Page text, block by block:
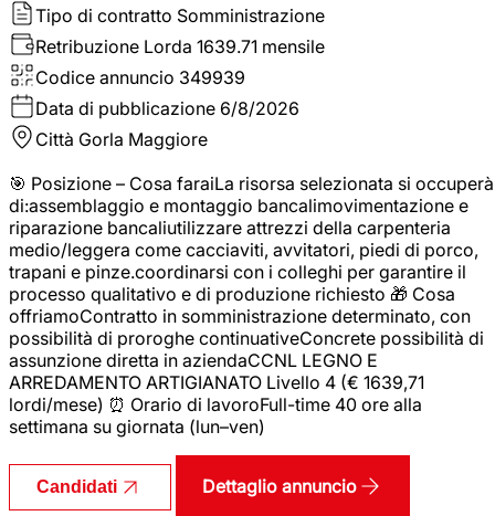
Tipo di contratto Somministrazione
Retribuzione Lorda 1639.71 mensile
Codice annuncio 349939
Data di pubblicazione 6/8/2026
Città Gorla Maggiore
🎯 Posizione – Cosa faraiLa risorsa selezionata si occuperà
di:assemblaggio e montaggio bancalimovimentazione e
riparazione bancaliutilizzare attrezzi della carpenteria
medio/leggera come cacciaviti, avvitatori, piedi di porco,
trapani e pinze.coordinarsi con i colleghi per garantire il
processo qualitativo e di produzione richiesto 🎁 Cosa
offriamoContratto in somministrazione determinato, con
possibilità di proroghe continuativeConcrete possibilità di
assunzione diretta in aziendaCCNL LEGNO E
ARREDAMENTO ARTIGIANATO Livello 4 (€ 1639,71
lordi/mese) ⏰ Orario di lavoroFull-time 40 ore alla
settimana su giornata (lun–ven)
Candidati Dettaglio annuncio